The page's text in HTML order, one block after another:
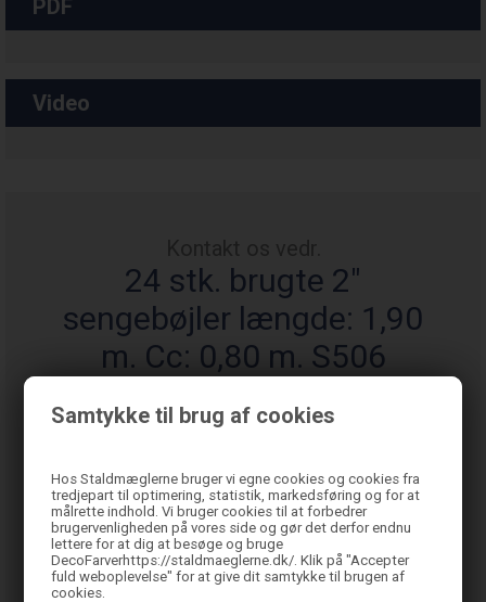
Samtykke til brug af cookies
Hos Staldmæglerne bruger vi egne cookies og cookies fra
tredjepart til optimering, statistik, markedsføring og for at
målrette indhold. Vi bruger cookies til at forbedrer
brugervenligheden på vores side og gør det derfor endnu
lettere for at dig at besøge og bruge
DecoFarverhttps://staldmaeglerne.dk/. Klik på "Accepter
fuld weboplevelse" for at give dit samtykke til brugen af
cookies.
PDF
Video
24 stk. brugte 2"
sengebøjler længde: 1,90
m. Cc: 0,80 m. S506